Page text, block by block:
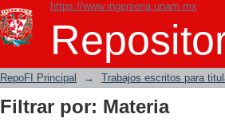
https://www.ingenieria.unam.mx
Filtrar por: Materia
RepoFI Principal → Trabajos escritos para
Filtrar por: Materia